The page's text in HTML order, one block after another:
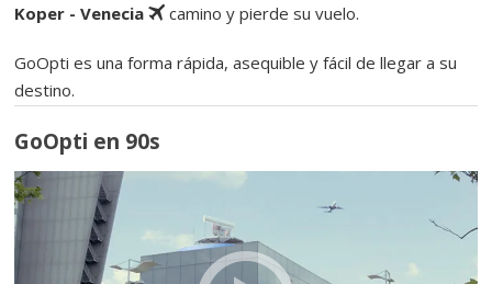
Koper - Venecia
camino y pierde su vuelo.
GoOpti es una forma rápida, asequible y fácil de llegar a su
destino.
GoOpti en 90s